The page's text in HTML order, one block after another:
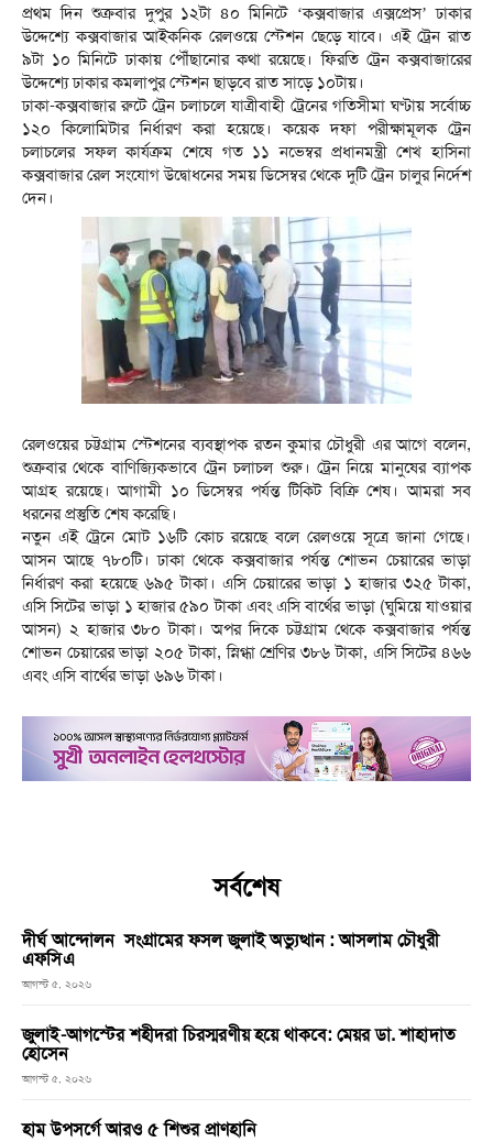
প্রথম দিন শুক্রবার দুপুর ১২টা ৪০ মিনিটে ‘কক্সবাজার এক্সপ্রেস’ ঢাকার
উদ্দেশ্যে কক্সবাজার আইকনিক রেলওয়ে স্টেশন ছেড়ে যাবে। এই ট্রেন রাত
৯টা ১০ মিনিটে ঢাকায় পৌঁছানোর কথা রয়েছে। ফিরতি ট্রেন কক্সবাজারের
উদ্দেশ্যে ঢাকার কমলাপুর স্টেশন ছাড়বে রাত সাড়ে ১০টায়।
ঢাকা-কক্সবাজার রুটে ট্রেন চলাচলে যাত্রীবাহী ট্রেনের গতিসীমা ঘণ্টায় সর্বোচ্চ
১২০ কিলোমিটার নির্ধারণ করা হয়েছে। কয়েক দফা পরীক্ষামূলক ট্রেন
চলাচলের সফল কার্যক্রম শেষে গত ১১ নভেম্বর প্রধানমন্ত্রী শেখ হাসিনা
কক্সবাজার রেল সংযোগ উদ্বোধনের সময় ডিসেম্বর থেকে দুটি ট্রেন চালুর নির্দেশ
দেন।
রেলওয়ের চট্টগ্রাম স্টেশনের ব্যবস্থাপক রতন কুমার চৌধুরী এর আগে বলেন,
শুক্রবার থেকে বাণিজ্যিকভাবে ট্রেন চলাচল শুরু। ট্রেন নিয়ে মানুষের ব্যাপক
আগ্রহ রয়েছে। আগামী ১০ ডিসেম্বর পর্যন্ত টিকিট বিক্রি শেষ। আমরা সব
ধরনের প্রস্তুতি শেষ করেছি।
নতুন এই ট্রেনে মোট ১৬টি কোচ রয়েছে বলে রেলওয়ে সূত্রে জানা গেছে।
আসন আছে ৭৮০টি। ঢাকা থেকে কক্সবাজার পর্যন্ত শোভন চেয়ারের ভাড়া
নির্ধারণ করা হয়েছে ৬৯৫ টাকা। এসি চেয়ারের ভাড়া ১ হাজার ৩২৫ টাকা,
এসি সিটের ভাড়া ১ হাজার ৫৯০ টাকা এবং এসি বার্থের ভাড়া (ঘুমিয়ে যাওয়ার
আসন) ২ হাজার ৩৮০ টাকা। অপর দিকে চট্টগ্রাম থেকে কক্সবাজার পর্যন্ত
শোভন চেয়ারের ভাড়া ২০৫ টাকা, স্নিগ্ধা শ্রেণির ৩৮৬ টাকা, এসি সিটের ৪৬৬
এবং এসি বার্থের ভাড়া ৬৯৬ টাকা।
সর্বশেষ
দীর্ঘ আন্দোলন সংগ্রামের ফসল জুলাই অভ্যুত্থান : আসলাম চৌধুরী
এফসিএ
আগস্ট ৫, ২০২৬
জুলাই-আগস্টের শহীদরা চিরস্মরণীয় হয়ে থাকবে: মেয়র ডা. শাহাদাত
হোসেন
আগস্ট ৫, ২০২৬
হাম উপসর্গে আরও ৫ শিশুর প্রাণহানি